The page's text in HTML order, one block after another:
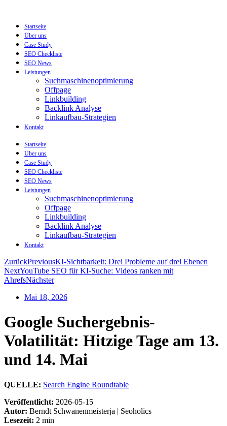
wechselnStartseite
Über uns
Case Study
SEO Checkliste
SEO News
Leistungen
Suchmaschinenoptimierung
Offpage
Linkbuilding
Backlink Analyse
Linkaufbau-Strategien
Kontakt
Startseite
Über uns
Case Study
SEO Checkliste
SEO News
Leistungen
Suchmaschinenoptimierung
Offpage
Linkbuilding
Backlink Analyse
Linkaufbau-Strategien
Kontakt
ZurückPreviousKI-Sichtbarkeit: Drei Probleme auf drei Ebenen
NextYouTube SEO für KI-Suche: Videos ranken mit
AhrefsNächster
Mai 18, 2026
Google Suchergebnis-
Volatilität: Hitzige Tage am 13.
und 14. Mai
QUELLE: Search Engine Roundtable
Veröffentlicht: 2026-05-15
Autor: Berndt Schwanenmeisterja | Seoholics
Lesezeit: 2 min